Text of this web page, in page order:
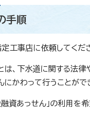
手順
工事店に依頼してくだ
は、下水道に関する法
かわって行うことがで
融資あっせん」の利用を